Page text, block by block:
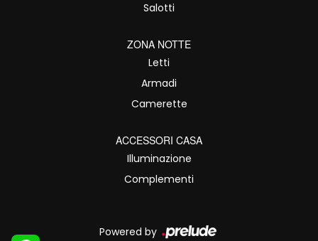
Salotti
ZONA NOTTE
Letti
Armadi
Camerette
ACCESSORI CASA
Illuminazione
Complementi
Powered by